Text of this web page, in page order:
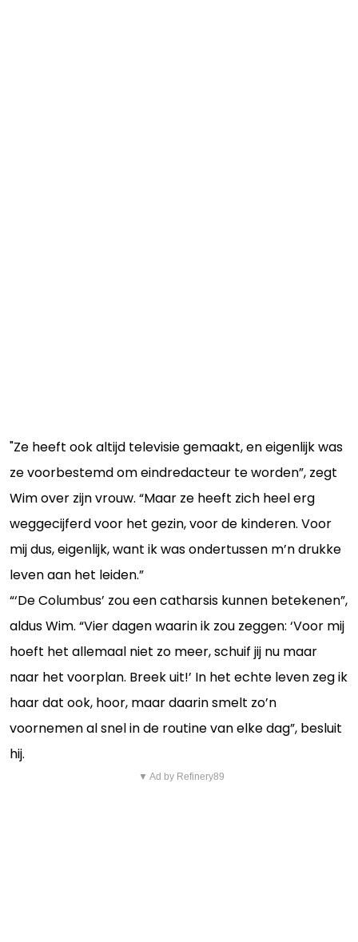
"Ze heeft ook altijd televisie gemaakt, en eigenlijk was
ze voorbestemd om eindredacteur te worden”, zegt
Wim over zijn vrouw. “Maar ze heeft zich heel erg
weggecijferd voor het gezin, voor de kinderen. Voor
mij dus, eigenlijk, want ik was ondertussen m’n drukke
leven aan het leiden.”
“‘De Columbus’ zou een catharsis kunnen betekenen”,
aldus Wim. “Vier dagen waarin ik zou zeggen: ‘Voor mij
hoeft het allemaal niet zo meer, schuif jij nu maar
naar het voorplan. Breek uit!’ In het echte leven zeg ik
haar dat ook, hoor, maar daarin smelt zo’n
voornemen al snel in de routine van elke dag”, besluit
hij.
▼ Ad by Refinery89